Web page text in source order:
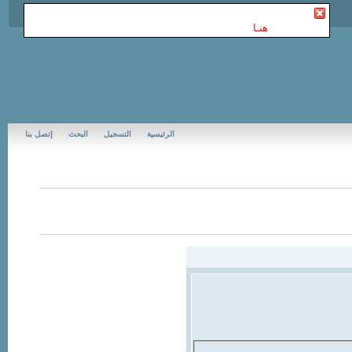
هنـا
إتصل بنا البحث التسجيل الرئيسية